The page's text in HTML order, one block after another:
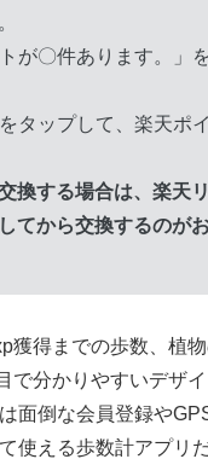
が〇件あります。」
タップして、楽天ポ
換する場合は、楽天
てから交換するのが
獲得までの歩数、植
で分かりやすいデザ
面倒な会員登録や
使える歩数計アプリ